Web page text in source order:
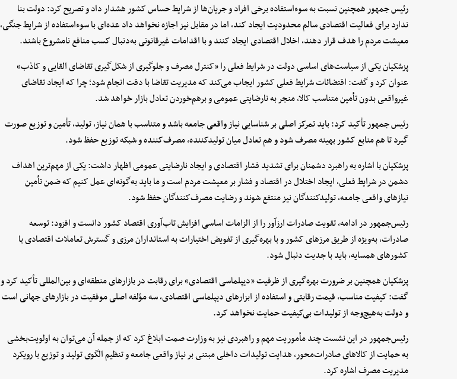
رئیس جمهور همچنین نسبت به سوءاستفاده برخی افراد و جریان‌ها از شرایط حساس کشور هشدار داد و تصریح کرد: دولت بنا
ندارد برای فعالیت اقتصادی سالم محدودیت ایجاد کند، اما در مقابل نیز اجازه نخواهد داد عده‌ای با سوءاستفاده از شرایط جنگی،
معیشت مردم را هدف قرار دهند، اخلال اقتصادی ایجاد کنند و با اقدامات غیرقانونی به‌دنبال کسب منافع نامشروع باشند.
پزشکیان یکی از سیاست‌های اساسی دولت در شرایط فعلی را «کنترل مصرف و جلوگیری از شکل‌گیری تقاضای القایی و کاذب»
عنوان کرد و گفت: اقتضائات شرایط فعلی کشور ایجاب می‌کند که مدیریت تقاضا با دقت انجام شود؛ چرا که ایجاد تقاضای
غیرواقعی بدون تأمین متناسب کالا، منجر به نارضایتی عمومی و برهم‌خوردن تعادل بازار خواهد شد.
رئیس جمهور تأکید کرد: باید تمرکز اصلی بر شناسایی نیاز واقعی جامعه باشد و متناسب با همان نیاز، تولید، تأمین و توزیع صورت
گیرد تا هم منابع کشور بهینه مصرف شود و هم تعادل میان تولیدکننده، مصرف‌کننده و شبکه توزیع حفظ شود.
پزشکیان با اشاره به راهبرد دشمنان برای تشدید فشار اقتصادی و ایجاد نارضایتی عمومی اظهار داشت: یکی از مهم‌ترین اهداف
دشمن در شرایط فعلی، ایجاد اختلال در اقتصاد و فشار بر معیشت مردم است و ما باید به‌گونه‌ای عمل کنیم که ضمن تأمین
نیازهای واقعی جامعه، تولیدکنندگان نیز منتفع شوند و رضایت مصرف‌کنندگان حفظ شود.
رئیس‌جمهور در ادامه، تقویت صادرات ارزآور را از الزامات اساسی افزایش تاب‌آوری اقتصاد کشور دانست و افزود: توسعه
صادرات، به‌ویژه از طریق مرزهای کشور و با بهره‌گیری از تفویض اختیارات به استانداران مرزی و گسترش تعاملات اقتصادی با
کشورهای همسایه، باید با جدیت دنبال شود.
پزشکیان همچنین بر ضرورت بهره‌گیری از ظرفیت «دیپلماسی اقتصادی» برای رقابت در بازارهای منطقه‌ای و بین‌المللی تأکید کرد و
گفت: کیفیت مناسب، قیمت رقابتی و استفاده از ابزارهای دیپلماسی اقتصادی، سه مؤلفه اصلی موفقیت در بازارهای جهانی است
و دولت به‌هیچ‌وجه از تولیدات بی‌کیفیت حمایت نخواهد کرد.
رئیس‌جمهور در این نشست چند مأموریت مهم و راهبردی نیز به وزارت صمت ابلاغ کرد که از جمله آن می‌توان به اولویت‌بخشی
به حمایت از کالاهای صادرات‌محور، هدایت تولیدات داخلی مبتنی بر نیاز واقعی جامعه و تنظیم الگوی تولید و توزیع با رویکرد
مدیریت مصرف اشاره کرد.